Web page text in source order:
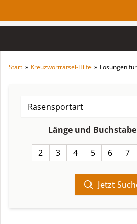
Start » Kreuzworträtsel-Hilfe » Lösungen
Länge und
2 3 4 5 6 7
Jetzt